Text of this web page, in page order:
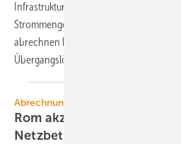
Infrastruktur noch nicht so weit
Strommengen und Netzentgelte für
abrechnen können. Für betroffene
Übergangslösung.
Abrechnung von Solarstrom
Rom akzeptiert nur noch
Netzbetreibers